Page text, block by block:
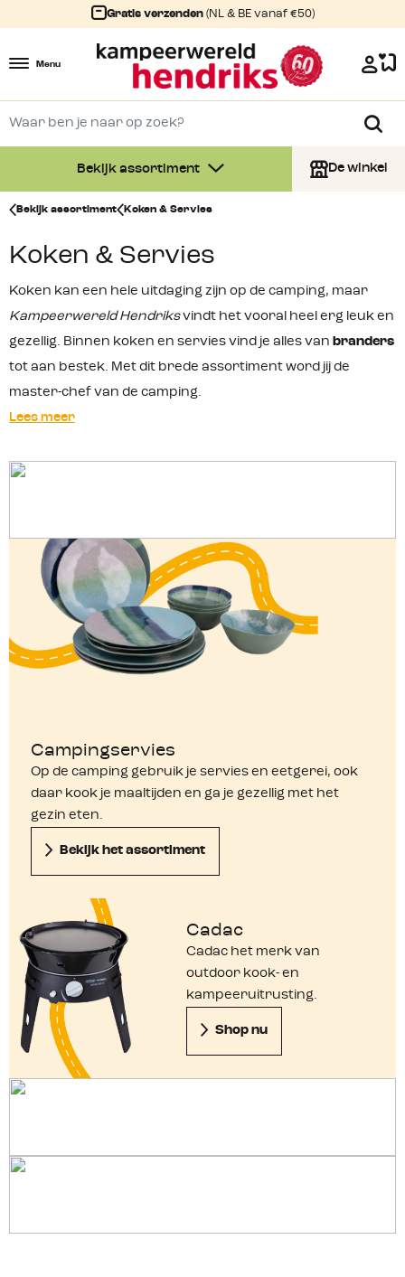
Gratis verzenden (NL & BE vanaf €50)
Menu
Bekijk assortiment De winkel
Bekijk assortiment Koken & Servies
Koken & Servies
Koken kan een hele uitdaging zijn op de camping, maar
Kampeerwereld Hendriksvindt het vooral heel erg leuk en
gezellig. Binnen koken en servies vind je alles van branders
tot aan bestek. Met dit brede assortiment word jij de
master-chef van de camping.
Lees meer
Campingservies
Op de camping gebruik je servies en eetgerei, ook
daar kook je maaltijden en ga je gezellig met het
gezin eten.
Bekijk het assortiment
Cadac
Cadac het merk van
outdoor kook- en
kampeeruitrusting.
Shop nu